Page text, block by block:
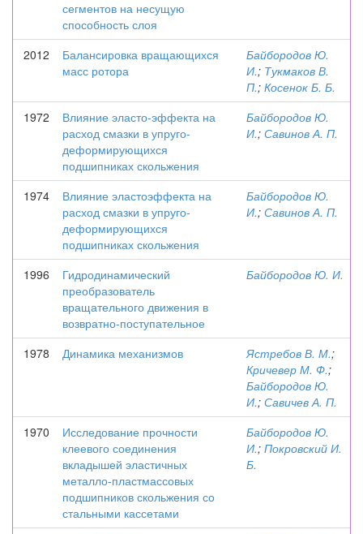
сегментов на несущую
способность слоя
2012
Балансировка вращающихся
масс ротора
Байбородов Ю.
И.; Тукмаков В.
П.; Косенок Б. Б.
1972
Влияние эласто-эффекта на
расход смазки в упруго-
деформирующихся
подшипниках скольжения
Байбородов Ю.
И.; Савинов А. П.
1974
Влияние эластоэффекта на
расход смазки в упруго-
деформирующихся
подшипниках скольжения
Байбородов Ю.
И.; Савинов А. П.
1996
Гидродинамический
преобразователь
вращательного движения в
возвратно-поступательное
Байбородов Ю. И.
1978 Динамика механизмов Ястребов В. М.;
Кричевер М. Ф.;
Байбородов Ю.
И.; Савичев А. П.
1970
Исследование прочности
клеевого соединения
вкладышей эластичных
металло-пластмассовых
подшипников скольжения со
стальными кассетами
Байбородов Ю.
И.; Покровский И.
Б.